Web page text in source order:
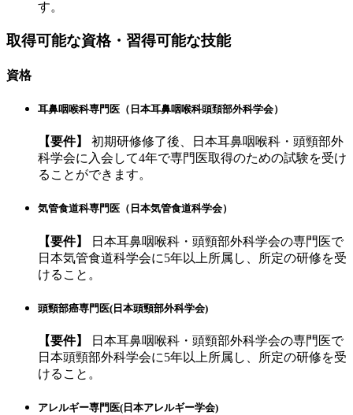
す。
取得可能な資格・習得可能な技能
資格
耳鼻咽喉科専門医（日本耳鼻咽喉科頭頚部外科学会）
【要件】 初期研修修了後、日本耳鼻咽喉科・頭頸部外
科学会に入会して4年で専門医取得のための試験を受け
ることができます。
気管食道科専門医（日本気管食道科学会）
【要件】
日本耳鼻咽喉科・頭頸部外科学会の専門医で
日本気管食道科学会に5年以上所属し、所定の研修を受
けること。
頭頸部癌専門医(日本頭頸部外科学会)
【要件】
日本耳鼻咽喉科・頭頸部外科学会の専門医で
日本頭頸部外科学会に5年以上所属し、所定の研修を受
けること。
アレルギー専門医(日本アレルギー学会)